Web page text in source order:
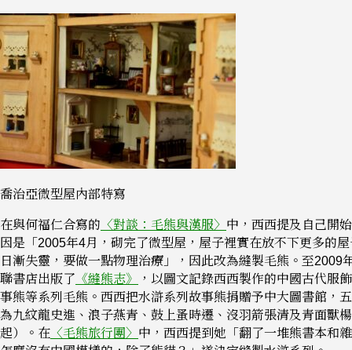
喬治亞微型屋內部特寫
在與何福仁合寫的 〈對談：毛熊與漢服〉 中，西西提及自己開
因是「2005年4月，砌完了微型屋，屋子裡實在放不下更多的
日漸失靈，要做一點物理治療」，因此改為縫製毛熊。至2009
聯書店出版了 《縫熊志》
，以圖文記錄西西製作的中國古代服
事熊等系列毛熊。西西把水滸系列故事熊捐贈予中大圖書館，
為九紋龍史進、浪子燕青、鼓上蚤時遷、沒羽箭張清及青面獸
起）。在 〈毛熊旅行團〉 中，西西提到她「翻了一堆熊書本和